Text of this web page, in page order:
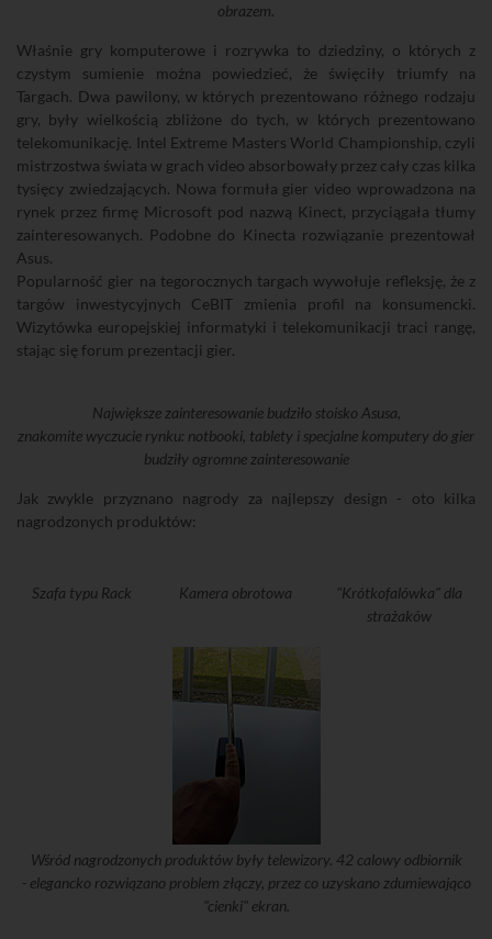
obrazem.
Właśnie gry komputerowe i rozrywka to dziedziny, o których z
czystym sumienie można powiedzieć, że święciły triumfy na
Targach. Dwa pawilony, w których prezentowano różnego rodzaju
gry, były wielkością zbliżone do tych, w których prezentowano
telekomunikację. Intel Extreme Masters World Championship, czyli
mistrzostwa świata w grach video absorbowały przez cały czas kilka
tysięcy zwiedzających. Nowa formuła gier video wprowadzona na
rynek przez firmę Microsoft pod nazwą Kinect, przyciągała tłumy
zainteresowanych. Podobne do Kinecta rozwiązanie prezentował
Asus.
Popularność gier na tegorocznych targach wywołuje refleksję, że z
targów inwestycyjnych CeBIT zmienia profil na konsumencki.
Wizytówka europejskiej informatyki i telekomunikacji traci rangę,
stając się forum prezentacji gier.
Największe zainteresowanie budziło stoisko Asusa,
znakomite wyczucie rynku: notbooki, tablety i specjalne komputery do gier
budziły ogromne zainteresowanie
Jak zwykle przyznano nagrody za najlepszy design - oto kilka
nagrodzonych produktów:
Szafa typu Rack Kamera obrotowa
"Krótkofalówka" dla
strażaków
Wśród nagrodzonych produktów były telewizory. 42 calowy odbiornik
- elegancko rozwiązano problem złączy, przez co uzyskano zdumiewająco
"cienki" ekran.